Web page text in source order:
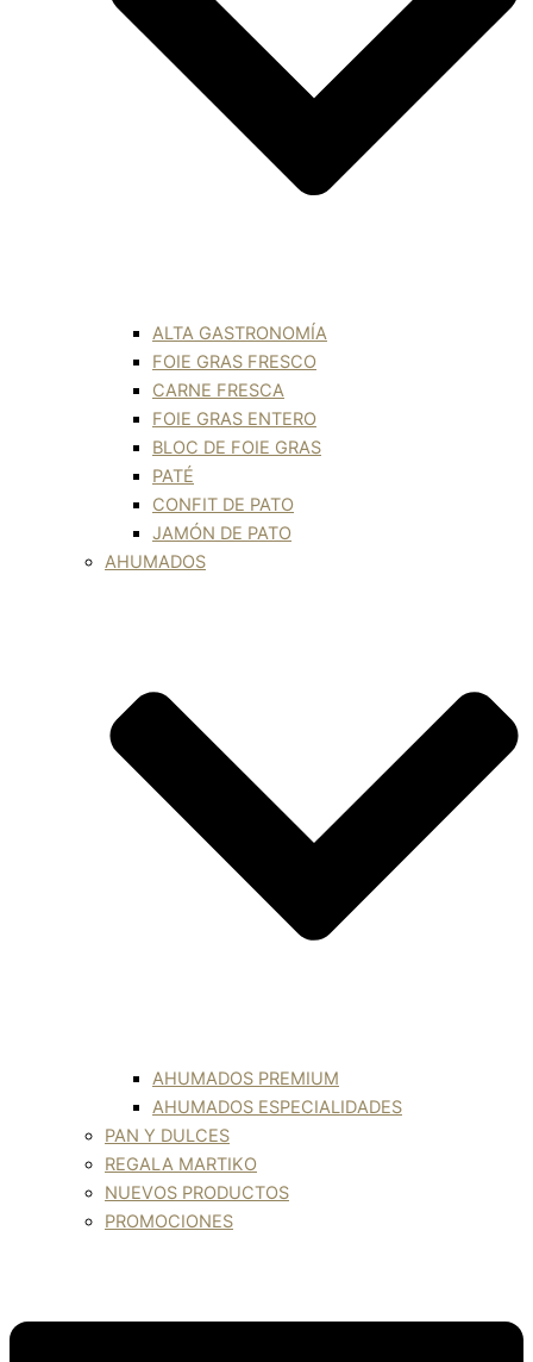
ALTA GASTRONOMÍA
FOIE GRAS FRESCO
CARNE FRESCA
FOIE GRAS ENTERO
BLOC DE FOIE GRAS
PATÉ
CONFIT DE PATO
JAMÓN DE PATO
AHUMADOS
AHUMADOS PREMIUM
AHUMADOS ESPECIALIDADES
PAN Y DULCES
REGALA MARTIKO
NUEVOS PRODUCTOS
PROMOCIONES